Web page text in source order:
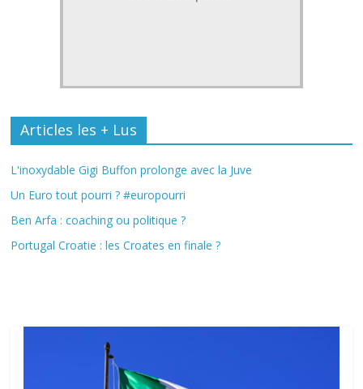
Articles les + Lus
L'inoxydable Gigi Buffon prolonge avec la Juve
Un Euro tout pourri ? #europourri
Ben Arfa : coaching ou politique ?
Portugal Croatie : les Croates en finale ?